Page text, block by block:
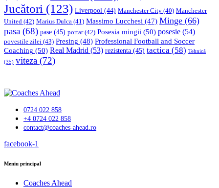
Jucători (123) Liverpool (44) Manchester City (40) Manchester
United (42) Marius Dulca (41) Massimo Lucchesi (47) Minge (66)
pasa (68) pase (45) portar(42) Posesia mingii (50) posesie (54)
povestile zilei (43) Presing (48) Professional Football and Soccer
Coaching (50) Real Madrid (53) rezistenta (45) tactica (58) Tehnică
(35) viteza (72)
0724 022 858
+4 0724 022 858
contact@coaches-ahead.ro
facebook-1
Meniu principal
Coaches Ahead